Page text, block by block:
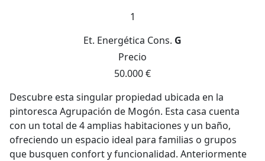
1
Et. Energética Cons. G
Precio
50.000 €
Descubre esta singular propiedad ubicada en la
pintoresca Agrupación de Mogón. Esta casa cuenta
con un total de 4 amplias habitaciones y un baño,
ofreciendo un espacio ideal para familias o grupos
que busquen confort y funcionalidad. Anteriormente